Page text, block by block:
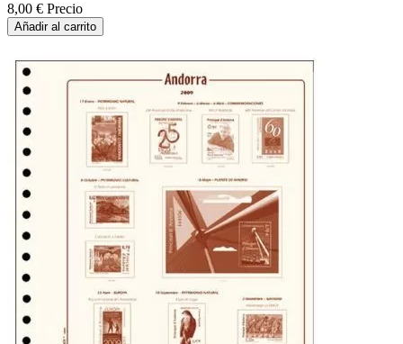
8,00 € Precio
Añadir al carrito